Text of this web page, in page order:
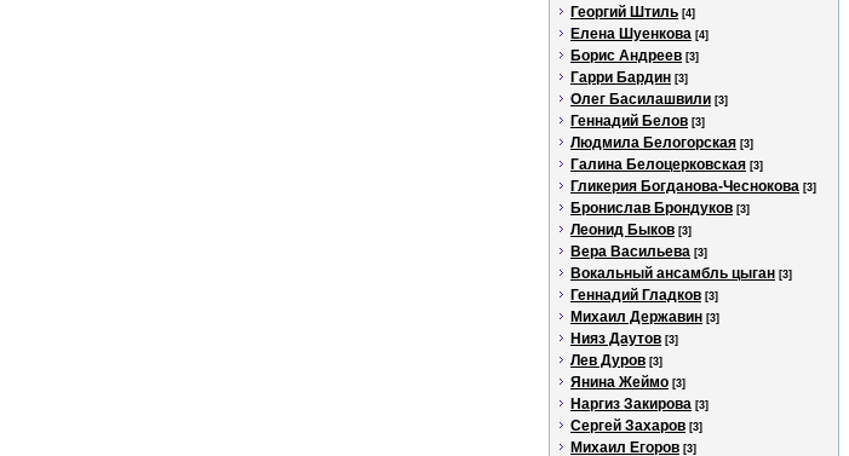
Георгий Штиль [4]
Елена Шуенкова [4]
Борис Андреев [3]
Гарри Бардин [3]
Олег Басилашвили [3]
Геннадий Белов [3]
Людмила Белогорская [3]
Галина Белоцерковская [3]
Гликерия Богданова-Чеснокова [3]
Бронислав Брондуков [3]
Леонид Быков [3]
Вера Васильева [3]
Вокальный ансамбль цыган [3]
Геннадий Гладков [3]
Михаил Державин [3]
Нияз Даутов [3]
Лев Дуров [3]
Янина Жеймо [3]
Наргиз Закирова [3]
Сергей Захаров [3]
Михаил Егоров [3]